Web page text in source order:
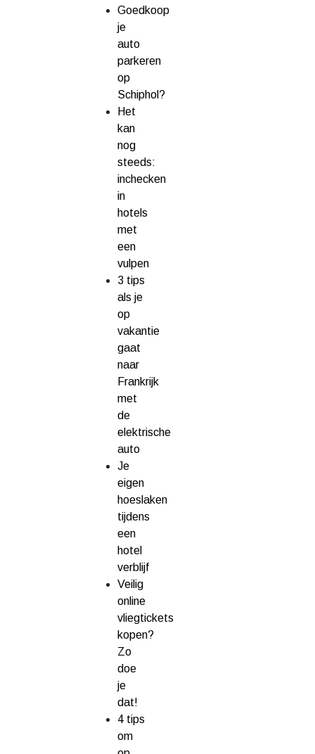
Goedkoop
je
auto
parkeren
op
Schiphol?
Het
kan
nog
steeds:
inchecken
in
hotels
met
een
vulpen
3 tips
als je
op
vakantie
gaat
naar
Frankrijk
met
de
elektrische
auto
Je
eigen
hoeslaken
tijdens
een
hotel
verblijf
Veilig
online
vliegtickets
kopen?
Zo
doe
je
dat!
4 tips
om